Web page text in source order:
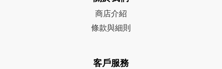
商店介紹
條款與細則
客戶服務